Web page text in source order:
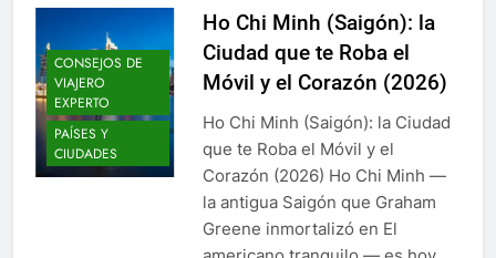
CONSEJOS DE
VIAJERO
EXPERTO
PAÍSES Y
CIUDADES
Ho Chi Minh (Saigón): la
Ciudad que te Roba el
Móvil y el Corazón (2026)
Ho Chi Minh (Saigón): la Ciudad
que te Roba el Móvil y el
Corazón (2026) Ho Chi Minh —
la antigua Saigón que Graham
Greene inmortalizó en El